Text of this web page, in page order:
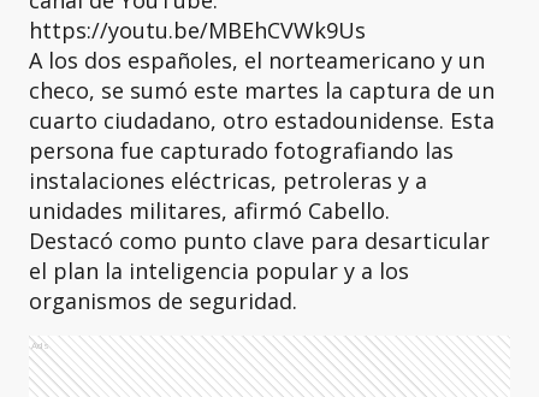
https://youtu.be/MBEhCVWk9Us
A los dos españoles, el norteamericano y un
checo, se sumó este martes la captura de un
cuarto ciudadano, otro estadounidense. Esta
persona fue capturado fotografiando las
instalaciones eléctricas, petroleras y a
unidades militares, afirmó Cabello.
Destacó como punto clave para desarticular
el plan la inteligencia popular y a los
organismos de seguridad.
Ads